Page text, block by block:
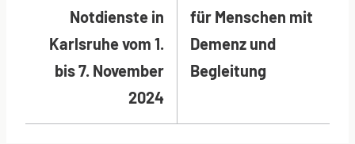
Notdienste in
Karlsruhe vom 1.
bis 7. November
2024
für Menschen mit
Demenz und
Begleitung